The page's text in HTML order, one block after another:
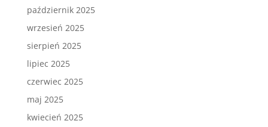
październik 2025
wrzesień 2025
sierpień 2025
lipiec 2025
czerwiec 2025
maj 2025
kwiecień 2025